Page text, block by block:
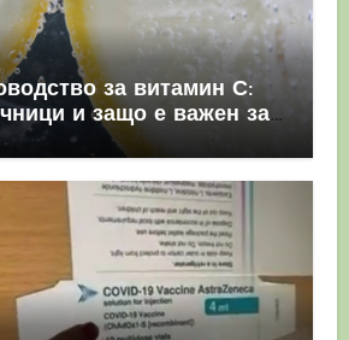
за витамин С:
и защо е важен за